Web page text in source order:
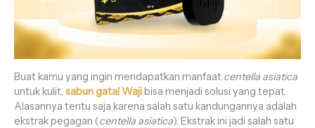
Buat kamu yang ingin mendapatkan manfaat centella asiatica
untuk kulit, sabun gatal Wajibisa menjadi solusi yang tepat.
Alasannya tentu saja karena salah satu kandungannya adalah
ekstrak pegagan (centella asiatica). Ekstrak ini jadi salah satu